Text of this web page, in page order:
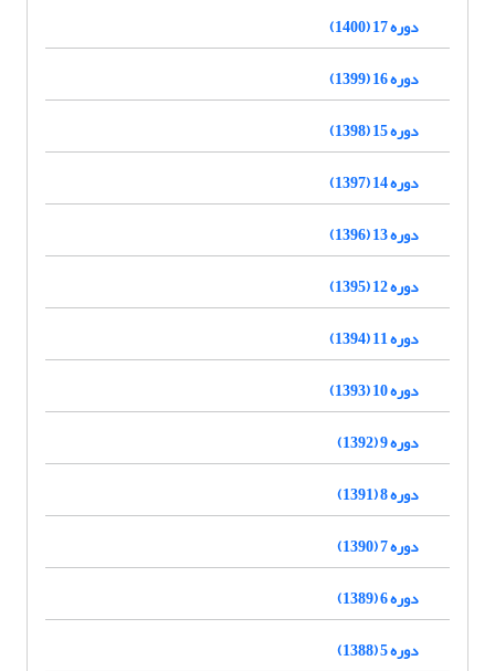
دوره 17 (1400)
دوره 16 (1399)
دوره 15 (1398)
دوره 14 (1397)
دوره 13 (1396)
دوره 12 (1395)
دوره 11 (1394)
دوره 10 (1393)
دوره 9 (1392)
دوره 8 (1391)
دوره 7 (1390)
دوره 6 (1389)
دوره 5 (1388)